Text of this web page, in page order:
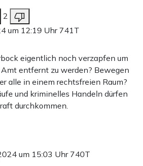
2
um 12:19 Uhr 741T
eigentlich noch verzapfen um
entfernt zu werden? Bewegen
alle in einem rechtsfreien Raum?
und kriminelles Handeln dürfen
durchkommen.
um 15:03 Uhr 740T